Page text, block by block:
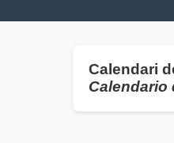
Calendari
Calendario